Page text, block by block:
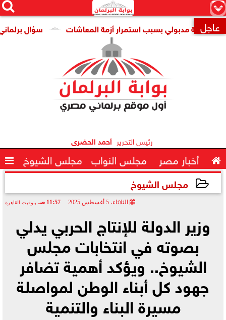
×


 عاجل سؤال برلماني حول مدبولي بسبب استمرار أزمة المعاشات
رئيس التحرير أحمد الحضرى
 أخبار مصر مجلس النواب مجلس الشيوخ 
مجلس الشيوخ
الثلاثاء، 5 أغسطس 2025 11:57 صـ بتوقيت القاهرة
وزير الدولة للإنتاج الحربي يدلي
بصوته في انتخابات مجلس
الشيوخ.. ويؤكد أهمية تضافر
جهود كل أبناء الوطن لمواصلة
مسيرة البناء والتنمية